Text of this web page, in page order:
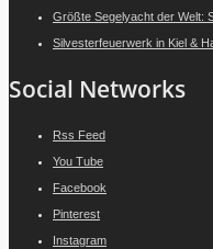
Größte Segelyacht der Welt:
Silvesterfeuerwerk in Kiel &
Social Networks
Rss Feed
You Tube
Facebook
Pinterest
Instagram